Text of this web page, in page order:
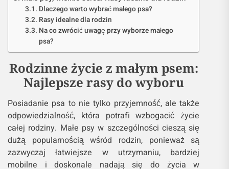
Dlaczego warto wybrać małego psa?
Rasy idealne dla rodzin
Na co zwrócić uwagę przy wyborze małego
psa?
Rodzinne życie z małym psem:
Najlepsze rasy do wyboru
Posiadanie psa to nie tylko przyjemność, ale także
odpowiedzialność, która potrafi wzbogacić życie
całej rodziny. Małe psy w szczególności cieszą się
dużą popularnością wśród rodzin, ponieważ są
zazwyczaj łatwiejsze w utrzymaniu, bardziej
mobilne i doskonale nadają się do życia w